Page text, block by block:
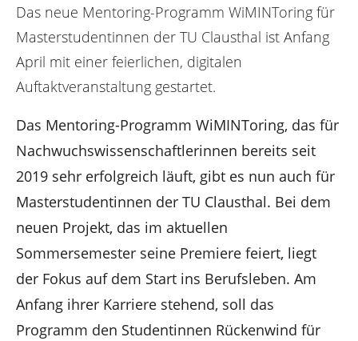
r
:
Das neue Mentoring-Programm WiMINToring für
Masterstudentinnen der TU Clausthal ist Anfang
April mit einer feierlichen, digitalen
Auftaktveranstaltung gestartet.
Das Mentoring-Programm WiMINToring, das für
Nachwuchswissenschaftlerinnen bereits seit
2019 sehr erfolgreich läuft, gibt es nun auch für
Masterstudentinnen der TU Clausthal. Bei dem
neuen Projekt, das im aktuellen
Sommersemester seine Premiere feiert, liegt
der Fokus auf dem Start ins Berufsleben. Am
Anfang ihrer Karriere stehend, soll das
Programm den Studentinnen Rückenwind für